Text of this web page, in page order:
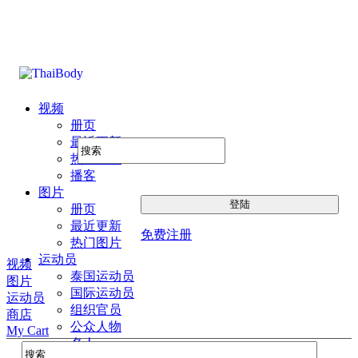
视频
册页
最近更新
热门图片
播客
图片
册页
最近更新
热门图片
运动员
泰国运动员
国际运动员
组织官员
公众人物
名人
免费注册
视频
图片
运动员
商店
My Cart